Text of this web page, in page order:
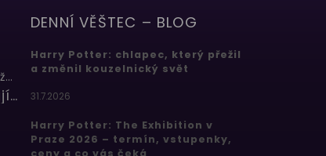
Butterbeer: Máslový ležák
Barbora Zajícová
DENNÍ VĚŠTEC – BLOG
Harry Potter: chlapec, který přežil
a změnil kouzelnický svět
31.7.2026
Harry Potter: The Exhibition v
Praze 2026 – termín, vstupenky,
ceny a co vás čeká